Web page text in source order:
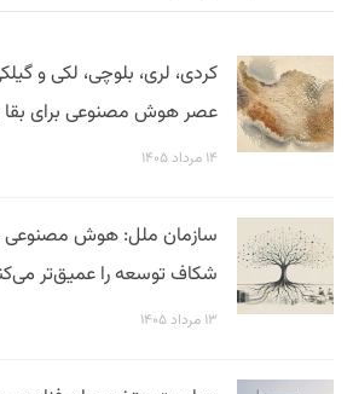
کردی، لری، بلوچی، لکی و
عصر هوش مصنوعی برای بقا
۱۴ مرداد ۱۴۰۵
سازمان ملل: هوش مصنوعی
شکاف توسعه را عمیق‌تر
۱۳ مرداد ۱۴۰۵